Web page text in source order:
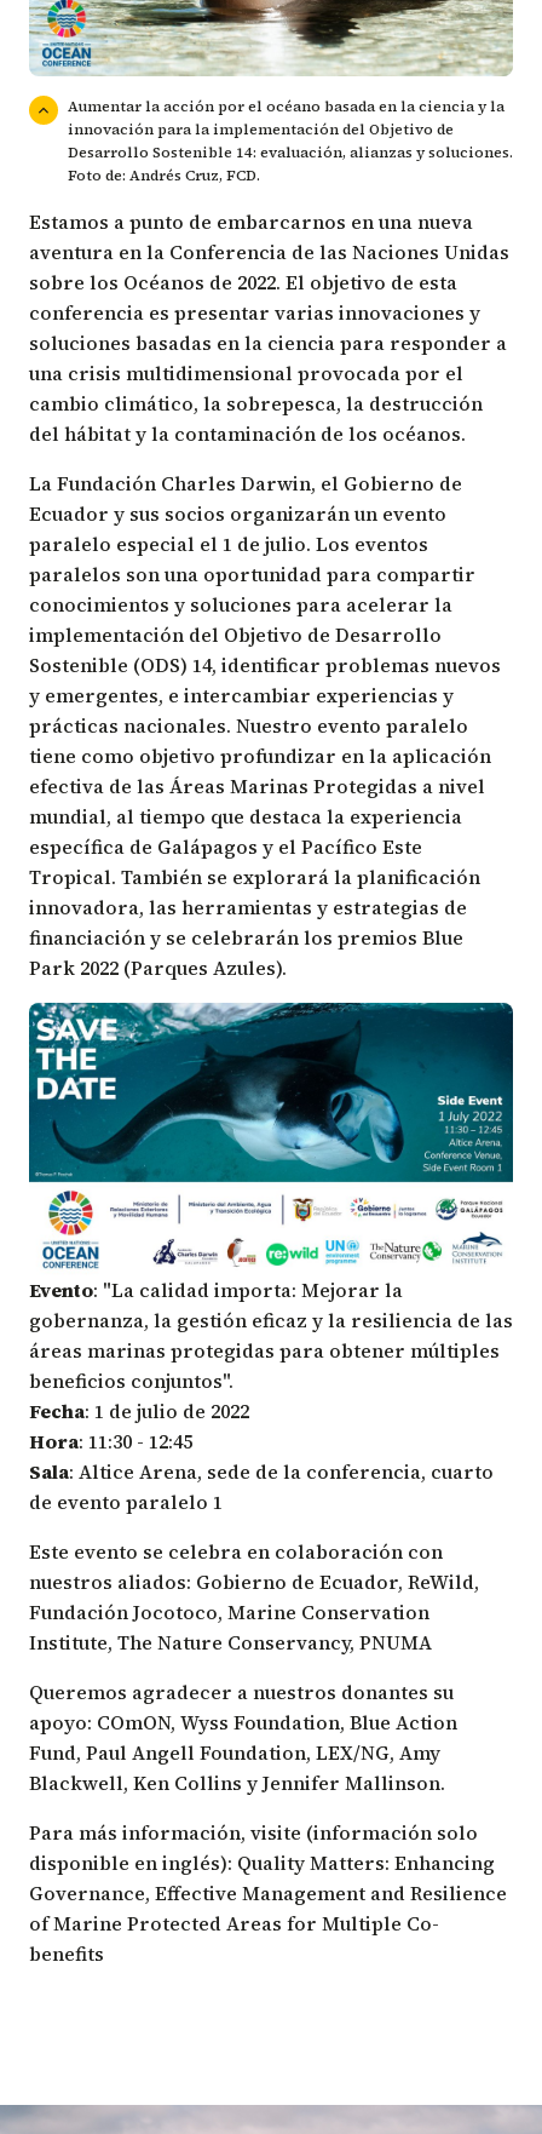
Aumentar la acción por el océano basada en la ciencia y la
innovación para la implementación del Objetivo de
Desarrollo Sostenible 14: evaluación, alianzas y soluciones.
Foto de: Andrés Cruz, FCD.
Estamos a punto de embarcarnos en una nueva
aventura en la Conferencia de las Naciones Unidas
sobre los Océanos de 2022. El objetivo de esta
conferencia es presentar varias innovaciones y
soluciones basadas en la ciencia para responder a
una crisis multidimensional provocada por el
cambio climático, la sobrepesca, la destrucción
del hábitat y la contaminación de los océanos.
La Fundación Charles Darwin, el Gobierno de
Ecuador y sus socios organizarán un evento
paralelo especial el 1 de julio. Los eventos
paralelos son una oportunidad para compartir
conocimientos y soluciones para acelerar la
implementación del Objetivo de Desarrollo
Sostenible (ODS) 14, identificar problemas nuevos
y emergentes, e intercambiar experiencias y
prácticas nacionales. Nuestro evento paralelo
tiene como objetivo profundizar en la aplicación
efectiva de las Áreas Marinas Protegidas a nivel
mundial, al tiempo que destaca la experiencia
específica de Galápagos y el Pacífico Este
Tropical. También se explorará la planificación
innovadora, las herramientas y estrategias de
financiación y se celebrarán los premios Blue
Park 2022 (Parques Azules).
Evento: "La calidad importa: Mejorar la
gobernanza, la gestión eficaz y la resiliencia de las
áreas marinas protegidas para obtener múltiples
beneficios conjuntos".
Fecha: 1 de julio de 2022
Hora: 11:30 - 12:45
Sala: Altice Arena, sede de la conferencia, cuarto
de evento paralelo 1
Este evento se celebra en colaboración con
nuestros aliados: Gobierno de Ecuador, ReWild,
Fundación Jocotoco, Marine Conservation
Institute, The Nature Conservancy, PNUMA
Queremos agradecer a nuestros donantes su
apoyo: COmON, Wyss Foundation, Blue Action
Fund, Paul Angell Foundation, LEX/NG, Amy
Blackwell, Ken Collins y Jennifer Mallinson.
Para más información, visite (información solo
disponible en inglés): Quality Matters: Enhancing
Governance, Effective Management and Resilience
of Marine Protected Areas for Multiple Co-
benefits